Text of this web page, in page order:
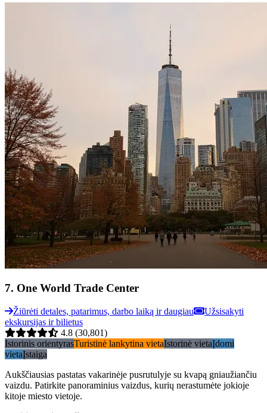
7. One World Trade Center
Žiūrėti detales, patarimus, darbo laiką ir daugiau
Užsisakyti
ekskursijas ir bilietus
4.8 (30,801)
Istorinis orientyrasTuristinė lankytina vietaIstorinė vietaĮdomi
vietaĮstaiga
Aukščiausias pastatas vakarinėje pusrutulyje su kvapą gniaužiančiu
vaizdu. Patirkite panoraminius vaizdus, kurių nerastumėte jokioje
kitoje miesto vietoje.